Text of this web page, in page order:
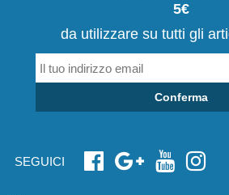
5€
da utilizzare su tutti gli
Conferma
SEGUICI